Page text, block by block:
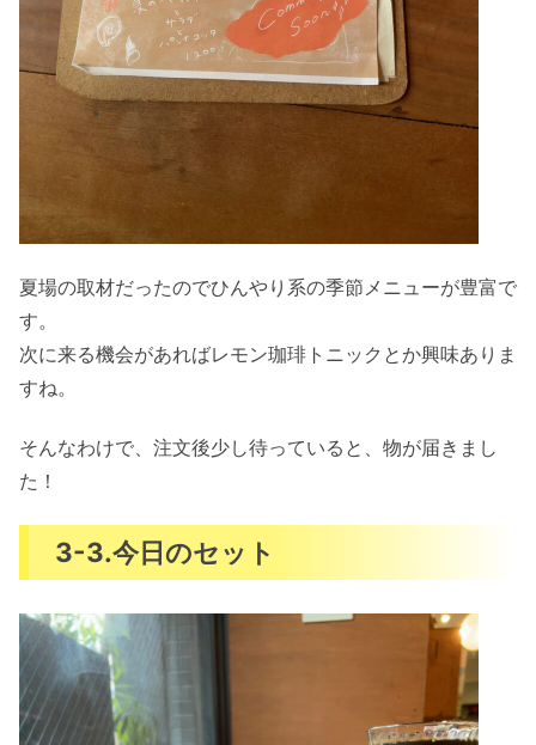
夏場の取材だったのでひんやり系の季節メニューが豊富で
す。
次に来る機会があればレモン珈琲トニックとか興味ありま
すね。
そんなわけで、注文後少し待っていると、物が届きまし
た！
3-3.今日のセット